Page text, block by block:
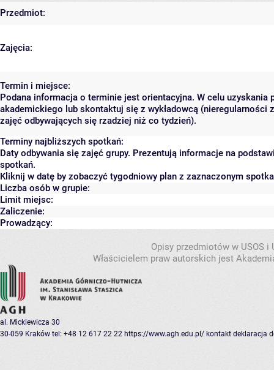
Przedmiot:
Zajęcia:
Termin i miejsce:
Podana informacja o terminie jest orientacyjna. W celu
akademickiego lub skontaktuj się z wykładowcą (nieregularności
zajęć odbywających się rzadziej niż co tydzień).
Terminy najbliższych spotkań:
Daty odbywania się zajęć grupy. Prezentują informacje na
spotkań.
Kliknij w datę by zobaczyć tygodniowy plan z zaznaczonym
Liczba osób w grupie:
Limit miejsc:
Zaliczenie:
Prowadzący:
Opisy przedmiotów w USOS
Właścicielem praw autorskich jest
al. Mickiewicza 30
30-059 Kraków tel: +48 12 617 22 22 https://www.agh.edu.pl/ kontakt deklaracja